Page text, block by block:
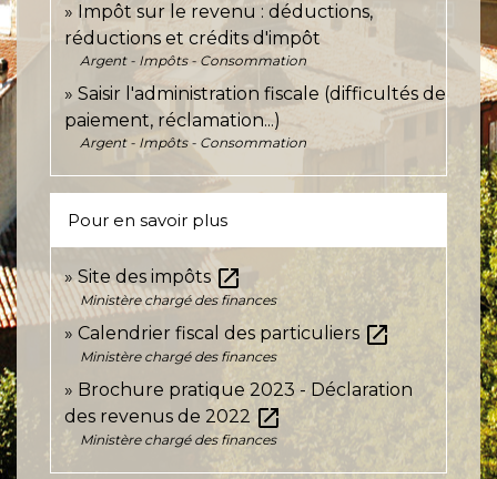
Impôt sur le revenu : déductions,
réductions et crédits d'impôt
Argent - Impôts - Consommation
Saisir l'administration fiscale (difficultés de
paiement, réclamation...)
Argent - Impôts - Consommation
Pour en savoir plus
Site des impôts open_in_new
Ministère chargé des finances
Calendrier fiscal des particuliers open_in_new
Ministère chargé des finances
Brochure pratique 2023 - Déclaration
des revenus de 2022 open_in_new
Ministère chargé des finances